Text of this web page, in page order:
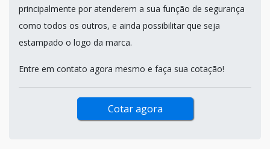
principalmente por atenderem a sua função de segurança
como todos os outros, e ainda possibilitar que seja
estampado o logo da marca.
Entre em contato agora mesmo e faça sua cotação!
Cotar agora